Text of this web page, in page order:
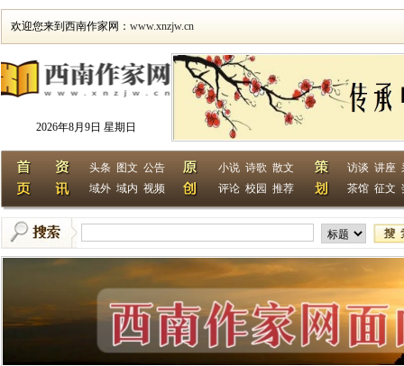
欢迎您来到西南作家网： www.xnzjw.cn
2026年8月9日 星期日
头条 图文 公告
域外 域内 视频
小说 诗歌 散文
评论 校园 推荐
访谈 讲座
茶馆 征文